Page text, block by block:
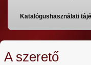
Katalógushasználati
A szerető